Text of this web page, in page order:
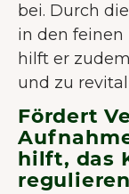
bei. Durch
in den
hilft er
und zu
Fördert
hilft, das
regulieren